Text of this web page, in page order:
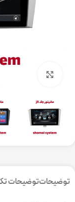
توضیحاتتوضیحات